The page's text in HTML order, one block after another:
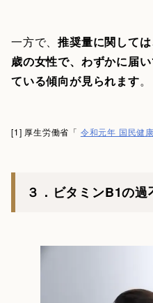
一方で、推奨量に関して
歳の女性で、わずかに届
ている傾向が見られます。
[1] 厚生労働省「 令和元年 国民健
３．ビタミンB1の